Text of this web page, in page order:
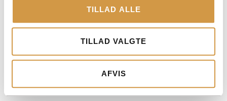
TILLAD ALLE
TILLAD VALGTE
AFVIS